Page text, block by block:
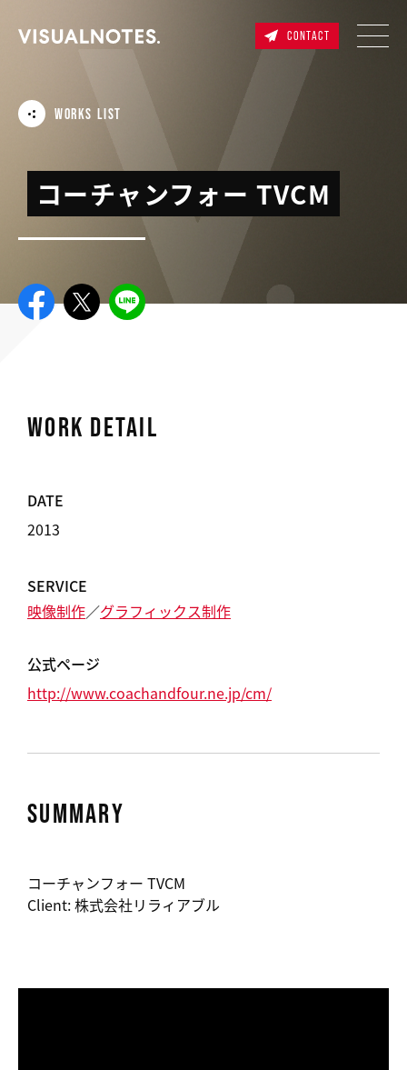
CONTACT
WORKS LIST
コーチャンフォー TVCM
WORK DETAIL
DATE
2013
SERVICE
映像制作
グラフィックス制作
公式ページ
http://www.coachandfour.ne.jp/cm/
SUMMARY
コーチャンフォー TVCM
Client: 株式会社リラィアブル